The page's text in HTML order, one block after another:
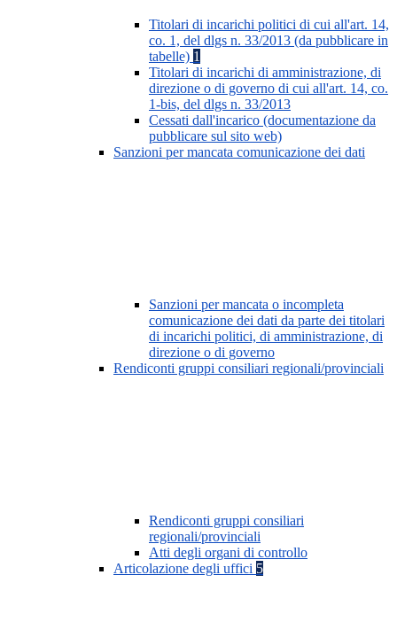
Titolari di incarichi politici di cui all'art. 14,
co. 1, del dlgs n. 33/2013 (da pubblicare in
tabelle) 1
Titolari di incarichi di amministrazione, di
direzione o di governo di cui all'art. 14, co.
1-bis, del dlgs n. 33/2013
Cessati dall'incarico (documentazione da
pubblicare sul sito web)
Sanzioni per mancata comunicazione dei dati
Sanzioni per mancata o incompleta
comunicazione dei dati da parte dei titolari
di incarichi politici, di amministrazione, di
direzione o di governo
Rendiconti gruppi consiliari regionali/provinciali
Rendiconti gruppi consiliari
regionali/provinciali
Atti degli organi di controllo
Articolazione degli uffici 5